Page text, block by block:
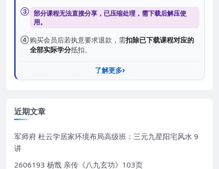
③ 部分课程无法直接分享，已压缩处理，需下载后解压使
用。
④购买会员后若执意要求退款，需扣除已下载课程对应的
全部实际学分抵扣。
了解更多
近期文章
军师府 杜云学居家环境布局高级班：三元九星阳宅风水 9
讲
2606193 杨戬 亲传《八九玄功》103页